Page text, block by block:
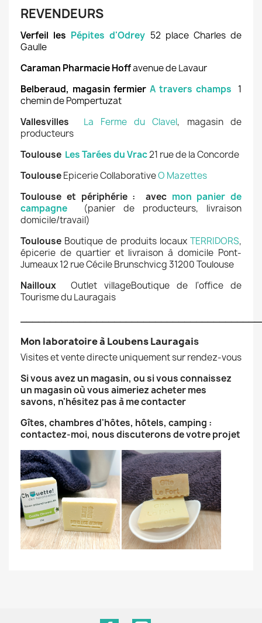
REVENDEURS
Verfeil les Pépites d'Odrey 52 place Charles de
Gaulle
Caraman Pharmacie Hoffavenue de Lavaur
Belberaud, magasin fermierA travers champs
1
chemin de Pompertuzat
Vallesvilles
La Ferme du Clavel, magasin de
producteurs
Toulouse Les Tarées du Vrac21 rue de la Concorde
ToulouseEpicerie CollaborativeO Mazettes
Toulouse et périphérie : avec mon panier de
campagne
(panier de producteurs, livraison
domicile/travail)
Toulouse Boutique de produits locaux TERRIDORS,
épicerie de quartier et livraison à domicile Pont-
Jumeaux 12 rue Cécile Brunschvicg 31200 Toulouse
Nailloux Outlet villageBoutique de l'office de
Tourisme du Lauragais
Mon laboratoire à Loubens Lauragais
Visites et vente directe uniquement sur rendez-vous
Si vous avez un magasin, ou si vous connaissez
un magasin où vous aimeriez acheter mes
savons, n'hésitez pas à me contacter
Gîtes, chambres d'hôtes, hôtels, camping :
contactez-moi, nous discuterons de votre projet